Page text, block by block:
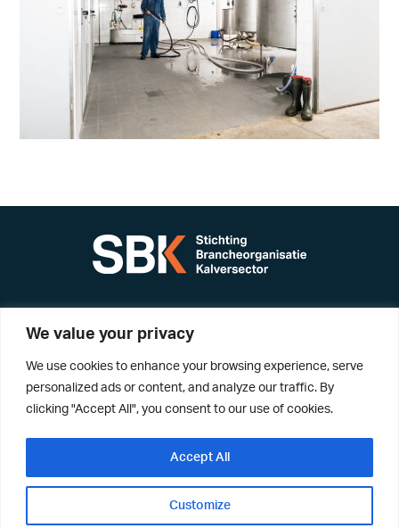
We value your privacy
We use cookies to enhance your browsing experience, serve
personalized ads or content, and analyze our traffic. By
clicking "Accept All", you consent to our use of cookies.
Customize
Accept All
3436 ZZ Nieuwegein
Postbus 2703
3440 GC Nieuwegein
info@kalversector.nl